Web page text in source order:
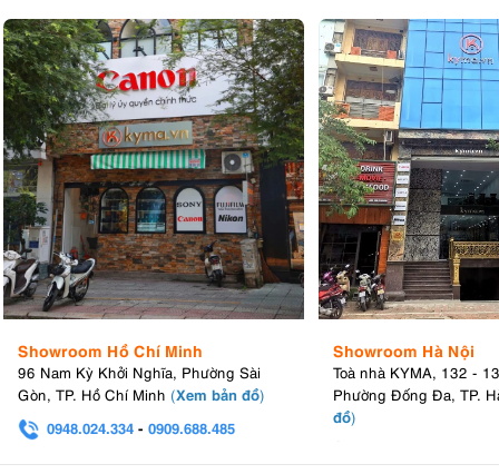
7. Thông Số Kỹ Thuật Nổi Bật Của Godox
SL200 III
Nhiệt độ màu: 5600K
Độ sáng: 95.600 Lux tại 1m (với reflector)
Điều khiển ánh sáng: 0 – 100%
Hiệu ứng ánh sáng FX: 8 hiệu ứng cinematic
Showroom Hồ Chí Minh
96 Nam Kỳ Khởi Nghĩa, Phường Sài
Gòn, TP. Hồ Chí Minh (Xem bản đồ)
0948.024.334 - 0909.688.485
Showroom Hà Nội
Toà nhà KYMA, 132 -
Phường Đống Đa, TP.
đồ)